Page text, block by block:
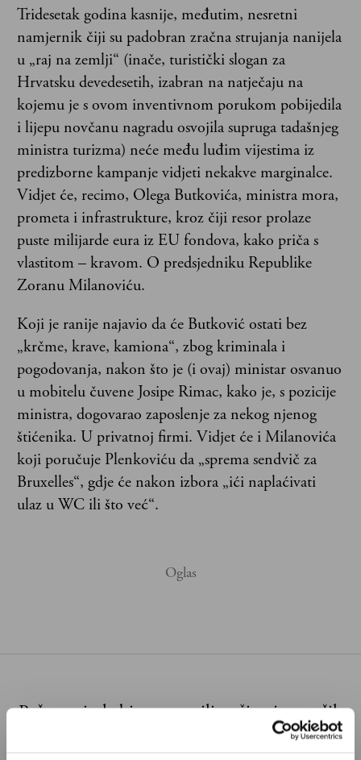
Tridesetak godina kasnije, međutim, nesretni
namjernik čiji su padobran zračna strujanja nanijela
u „raj na zemlji“ (inače, turistički slogan za
Hrvatsku devedesetih, izabran na natječaju na
kojemu je s ovom inventivnom porukom pobijedila
i lijepu novčanu nagradu osvojila supruga tadašnjeg
ministra turizma) neće među luđim vijestima iz
predizborne kampanje vidjeti nekakve marginalce.
Vidjet će, recimo, Olega Butkovića, ministra mora,
prometa i infrastrukture, kroz čiji resor prolaze
puste milijarde eura iz EU fondova, kako priča s
vlastitom – kravom. O predsjedniku Republike
Zoranu Milanoviću.
Koji je ranije najavio da će Butković ostati bez
„krčme, krave, kamiona“, zbog kriminala i
pogodovanja, nakon što je (i ovaj) ministar osvanuo
u mobitelu čuvene Josipe Rimac, kako je, s pozicije
ministra, dogovarao zaposlenje za nekog njenog
štićenika. U privatnoj firmi. Vidjet će i Milanovića
koji poručuje Plenkoviću da „sprema sendvič za
Bruxelles“, gdje će nakon izbora „ići naplaćivati
ulaz u WC ili što već“.
Poštovani, da biste nastavili sa čitanjem naših
premium sadržaja, neophodno je da